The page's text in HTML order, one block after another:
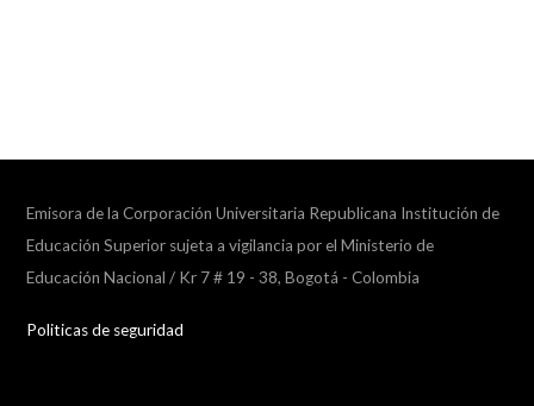
Emisora de la Corporación Universitaria Republicana Institución de
Educación Superior sujeta a vigilancia por el Ministerio de
Educación Nacional / Kr 7 # 19 - 38, Bogotá - Colombia
Politicas de seguridad